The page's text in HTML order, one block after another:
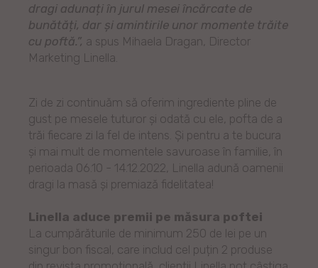
dragi adunați în jurul mesei încărcate de
bunătăți, dar și amintirile unor momente trăite
cu poftă.”, a spus Mihaela Dragan, Director
Marketing Linella.
Zi de zi continuăm să oferim ingrediente pline de
gust pe mesele tuturor și odată cu ele, pofta de a
trăi fiecare zi la fel de intens. Și pentru a te bucura
și mai mult de momentele savuroase în familie, în
perioada 06.10 - 14.12.2022, Linella adună oamenii
dragi la masă și premiază fidelitatea!
Linella aduce premii pe măsura poftei
La cumpărăturile de minimum 250 de lei pe un
singur bon fiscal, care includ cel puțin 2 produse